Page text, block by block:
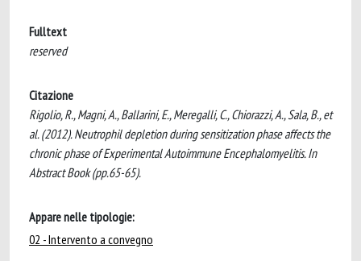
Fulltext
reserved
Citazione
Rigolio, R., Magni, A., Ballarini, E., Meregalli, C., Chiorazzi, A., Sala, B., et
al. (2012). Neutrophil depletion during sensitization phase affects the
chronic phase of Experimental Autoimmune Encephalomyelitis. In
Abstract Book (pp.65-65).
Appare nelle tipologie:
02 - Intervento a convegno